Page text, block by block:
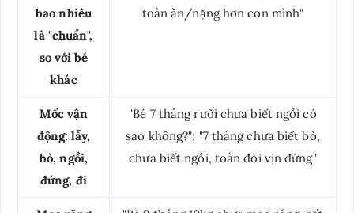
bao nhiêu
là "chuẩn",
so với bé
khác
toàn ăn/nặng hơn con mình"
Mốc vận
động: lẫy,
bò, ngồi,
đứng, đi
"Bé 7 tháng rưỡi chưa biết ngồi có
sao không?"; "7 tháng chưa biết bò,
chưa biết ngồi, toàn đòi vịn đứng"